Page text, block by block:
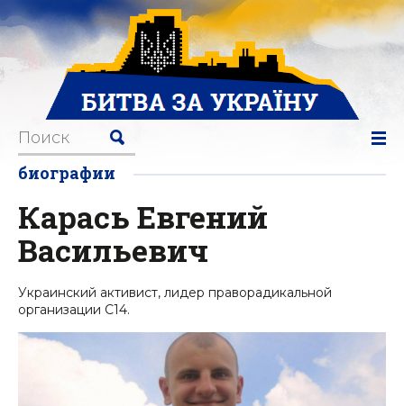
биографии
Карась Евгений
Васильевич
Украинский активист, лидер праворадикальной
организации С14.